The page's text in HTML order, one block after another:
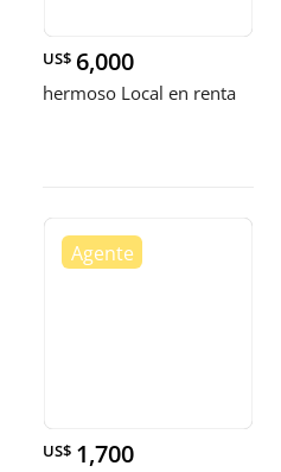
US$ 6,000
hermoso Local en renta
US$ 1,700